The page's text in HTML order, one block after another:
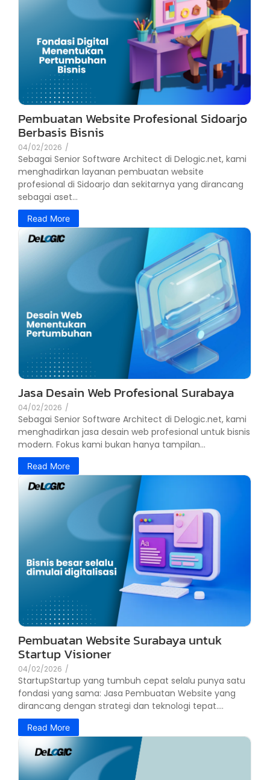
Pembuatan Website Profesional Sidoarjo
Berbasis Bisnis
04/02/2026 /
Sebagai Senior Software Architect di Delogic.net, kami
menghadirkan layanan pembuatan website
profesional di Sidoarjo dan sekitarnya yang dirancang
sebagai aset...
Read More
Jasa Desain Web Profesional Surabaya
04/02/2026 /
Sebagai Senior Software Architect di Delogic.net, kami
menghadirkan jasa desain web profesional untuk bisnis
modern. Fokus kami bukan hanya tampilan...
Read More
Pembuatan Website Surabaya untuk
Startup Visioner
04/02/2026 /
StartupStartup yang tumbuh cepat selalu punya satu
fondasi yang sama: Jasa Pembuatan Website yang
dirancang dengan strategi dan teknologi tepat....
Read More